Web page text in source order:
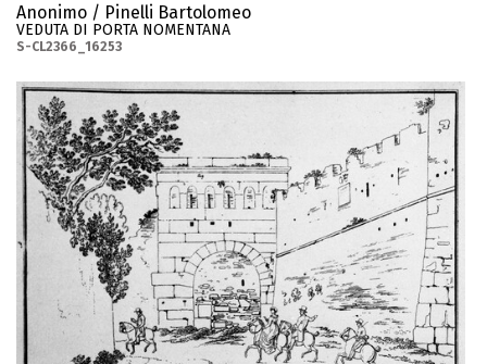
Anonimo / Pinelli Bartolomeo
VEDUTA DI PORTA NOMENTANA
S-CL2366_16253